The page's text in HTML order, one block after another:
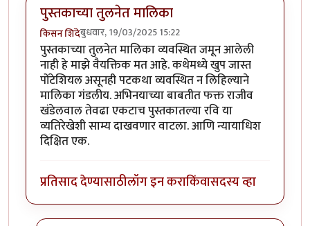
पुस्तकाच्या तुलनेत मालिका
किसन शिंदेबुधवार, 19/03/2025 15:22
पुस्तकाच्या तुलनेत मालिका व्यवस्थित जमून आलेली
नाही हे माझे वैयक्तिक मत आहे. कथेमध्ये खुप जास्त
पोंटेशियल असूनही पटकथा व्यवस्थित न लिहिल्याने
मालिका गंडलीय. अभिनयाच्या बाबतीत फक्त राजीव
खंडेलवाल तेवढा एकटाच पुस्तकातल्या रवि या
व्यतिरेखेशी साम्य दाखवणार वाटला. आणि न्यायाधिश
दिक्षित एक.
प्रतिसाद देण्यासाठीलॉग इन कराकिंवासदस्य व्हा